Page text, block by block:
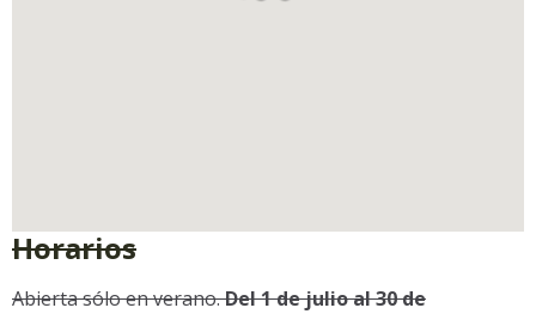
Horarios
Abierta sólo en verano.Del 1 de julio al 30 de